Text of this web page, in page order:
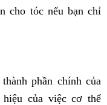
cho tóc nếu bạn chỉ
phần chính của
của việc cơ thể